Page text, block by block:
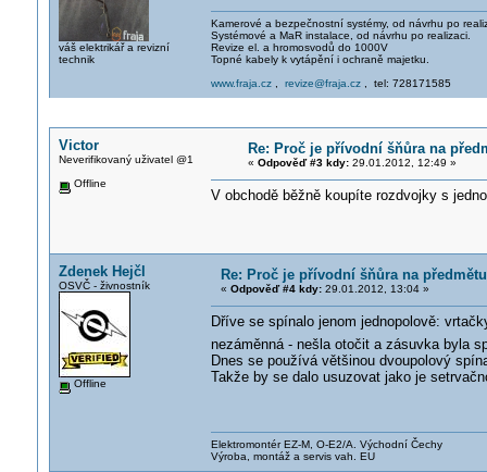
váš elektrikář a revizní
technik
Kamerové a bezpečnostní systémy, od návrhu po
Systémové a MaR instalace, od návrhu po realizaci.
Revize el. a hromosvodů do 1000V
Topné kabely k vytápění i ochraně majetku.
www.fraja.cz, revize@fraja.cz, tel: 728171585
Victor
Neverifikovaný uživatel @1
Offline
Re: Proč je přívodní šňůra na
« Odpověď #3 kdy:29.01.2012, 12:49 »
V obchodě běžně koupíte rozdvojky s
Zdenek Hejčl
OSVČ - živnostník
Offline
Re: Proč je přívodní šňůra na
« Odpověď #4 kdy:29.01.2012, 13:04 »
Dříve se spínalo jenom jednopolově:
nezáměnná - nešla otočit a zásuvka byla
Dnes se používá většinou dvoupolový
Takže by se dalo usuzovat jako je
Elektromontér EZ-M, O-E2/A. Východní Čechy
Výroba, montáž a servis vah. EU